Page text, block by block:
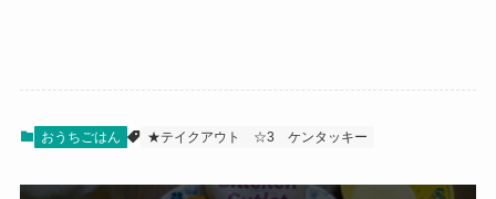
おうちごはん ★テイクアウト ☆3 ケンタッキー